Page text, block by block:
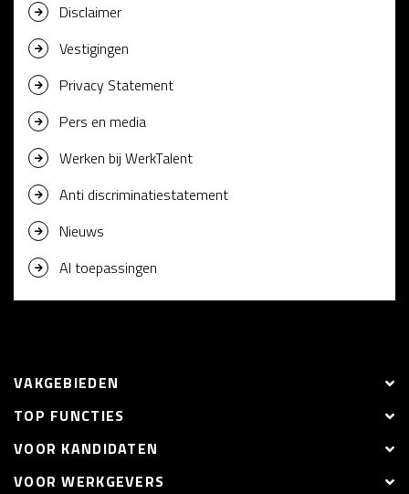
Disclaimer
Vestigingen
Privacy Statement
Pers en media
Werken bij WerkTalent
Anti discriminatiestatement
Nieuws
AI toepassingen
VAKGEBIEDEN
TOP FUNCTIES
VOOR KANDIDATEN
VOOR WERKGEVERS